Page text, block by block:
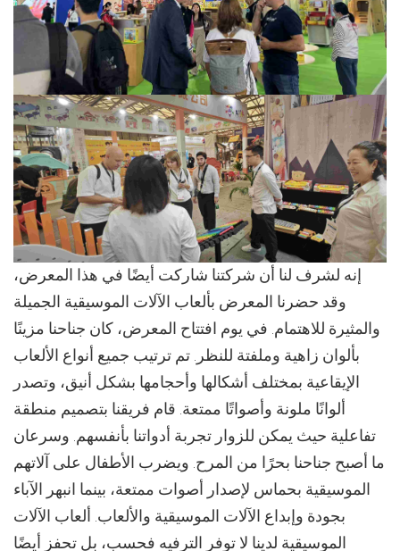
إنه لشرف لنا أن شركتنا شاركت أيضًا في هذا المعرض،
وقد حضرنا المعرض بألعاب الآلات الموسيقية الجميلة
والمثيرة للاهتمام. في يوم افتتاح المعرض، كان جناحنا مزينًا
بألوان زاهية وملفتة للنظر. تم ترتيب جميع أنواع الألعاب
الإيقاعية بمختلف أشكالها وأحجامها بشكل أنيق، وتصدر
ألوانًا ملونة وأصواتًا ممتعة. قام فريقنا بتصميم منطقة
تفاعلية حيث يمكن للزوار تجربة أدواتنا بأنفسهم. وسرعان
ما أصبح جناحنا بحرًا من المرح. ويضرب الأطفال على آلاتهم
الموسيقية بحماس لإصدار أصوات ممتعة، بينما انبهر الآباء
بجودة وإبداع الآلات الموسيقية والألعاب. ألعاب الآلات
الموسيقية لدينا لا توفر الترفيه فحسب، بل تحفز أيضًا